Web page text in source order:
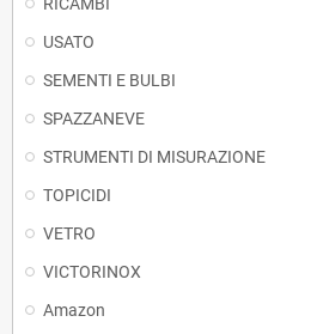
USATO
SEMENTI E BULBI
SPAZZANEVE
STRUMENTI DI MISURAZIONE
TOPICIDI
VETRO
VICTORINOX
Amazon